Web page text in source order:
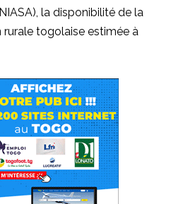
la disponibilité de la
togolaise estimée à